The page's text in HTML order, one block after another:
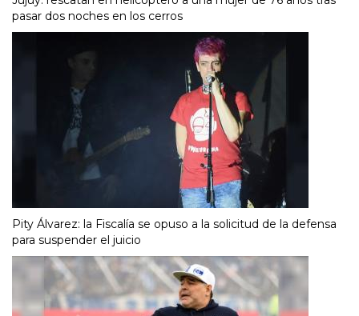
pasar dos noches en los cerros
Pity Álvarez: la Fiscalía se opuso a la solicitud de la defensa
para suspender el juicio